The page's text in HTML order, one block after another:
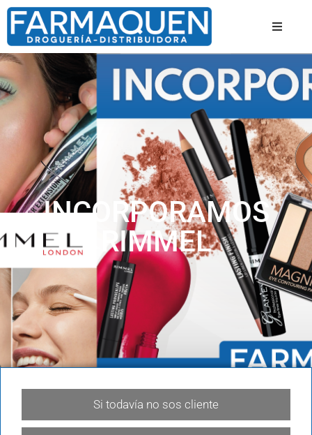
INCORPORAMOS
RIMMEL
Si todavía no sos cliente